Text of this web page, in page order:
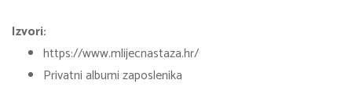
Izvori:
https://www.mlijecnastaza.hr/
Privatni albumi zaposlenika